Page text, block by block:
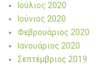
Ιούλιος 2020
Ιούνιος 2020
Φεβρουάριος 2020
Ιανουάριος 2020
Σεπτέμβριος 2019